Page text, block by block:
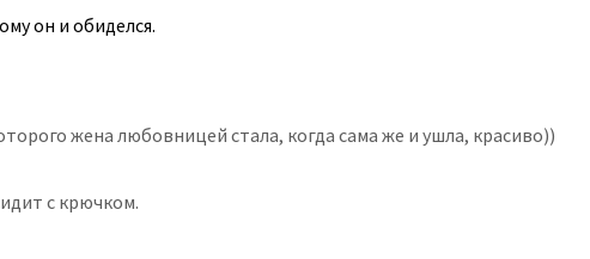
он и обиделся.
жена любовницей стала, когда сама же и ушла, красиво))
с крючком.